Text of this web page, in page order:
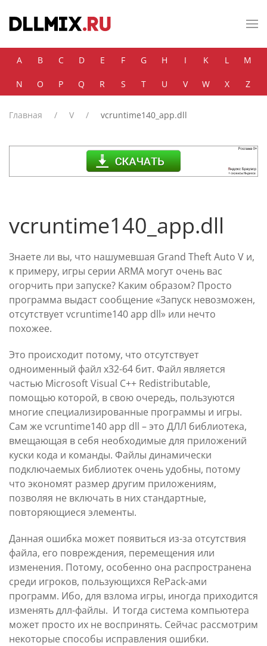
Skip to main content
A B C D E F G H I K L M
N O P Q R S T U V W X Z
Главная V vcruntime140_app.dll
vcruntime140_app.dll
Знаете ли вы, что нашумевшая Grand Theft Auto V и,
к примеру, игры серии ARMA могут очень вас
огорчить при запуске? Каким образом? Просто
программа выдаст сообщение «Запуск невозможен,
отсутствует vcruntime140 app dll» или нечто
похожее.
Это происходит потому, что отсутствует
одноименный файл x32-64 бит. Файл является
частью Microsoft Visual C++ Redistributable,
помощью которой, в свою очередь, пользуются
многие специализированные программы и игры.
Сам же vcruntime140 app dll – это ДЛЛ библиотека,
вмещающая в себя необходимые для приложений
куски кода и команды. Файлы динамически
подключаемых библиотек очень удобны, потому
что экономят размер другим приложениям,
позволяя не включать в них стандартные,
повторяющиеся элементы.
Данная ошибка может появиться из-за отсутствия
файла, его повреждения, перемещения или
изменения. Потому, особенно она распространена
среди игроков, пользующихся RePack-ами
программ. Ибо, для взлома игры, иногда приходится
изменять длл-файлы. И тогда система компьютера
может просто их не воспринять. Сейчас рассмотрим
некоторые способы исправления ошибки.